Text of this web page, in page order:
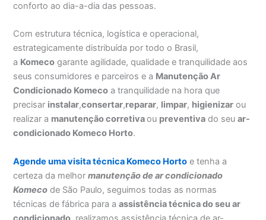
conforto ao dia-a-dia das pessoas.
Com estrutura técnica, logística e operacional,
estrategicamente distribuída por todo o Brasil,
a Komeco garante agilidade, qualidade e tranquilidade aos
seus consumidores e parceiros e a Manutenção Ar
Condicionado Komeco a tranquilidade na hora que
precisar instalar,consertar,reparar, limpar, higienizar ou
realizar a manutenção corretivaou preventiva do seuar-
condicionado Komeco Horto.
Agende uma visita técnica Komeco Horto e tenha a
certeza da melhormanutençãode ar condicionado
Komeco de São Paulo, seguimos todas as normas
técnicas de fábrica para aassistência técnica do seu ar